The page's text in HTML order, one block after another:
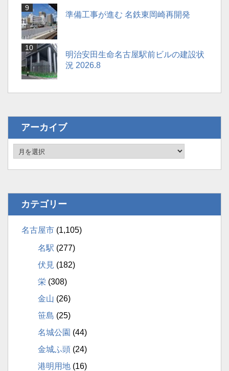
準備工事が進む 名鉄東岡崎再開発
明治安田生命名古屋駅前ビルの建設状
況 2026.8
アーカイブ
カテゴリー
名古屋市 (1,105)
名駅 (277)
伏見 (182)
栄 (308)
金山 (26)
笹島 (25)
名城公園 (44)
金城ふ頭 (24)
港明用地 (16)